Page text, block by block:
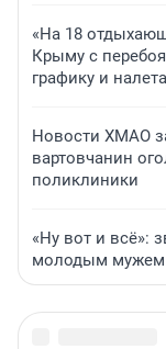
«На 18
Крыму с
графику и
Новости ХМАО
вартовчанин
поликлиники
«Ну вот и всё»:
молодым мужем